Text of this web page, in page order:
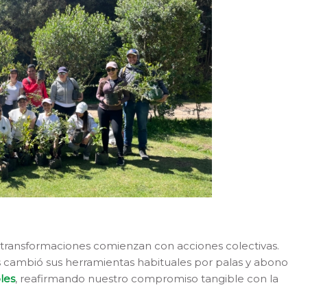
comienzan con acciones colectivas.
sus herramientas habituales por palas y abono
, reafirmando nuestro compromiso tangible con la